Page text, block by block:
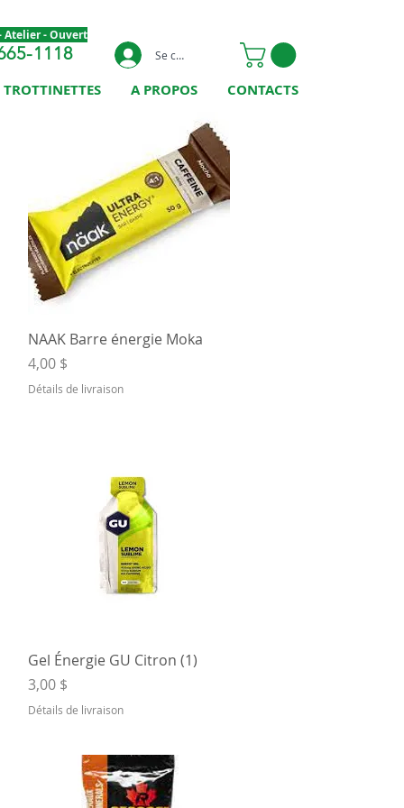
Atelier - Ouvert
1118 Se connecter
TROTTINETTES A PROPOS CONTACTS
Aperçu rapide
NAAK Barre énergie Moka
Prix
4,00 $
Détails de livraison
Aperçu rapide
Gel Énergie GU Citron (1)
Prix
3,00 $
Détails de livraison